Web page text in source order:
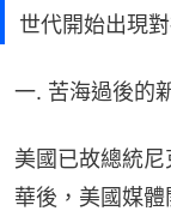
世代開始出現
一. 苦海過後的
美國已故總統
華後，美國媒體